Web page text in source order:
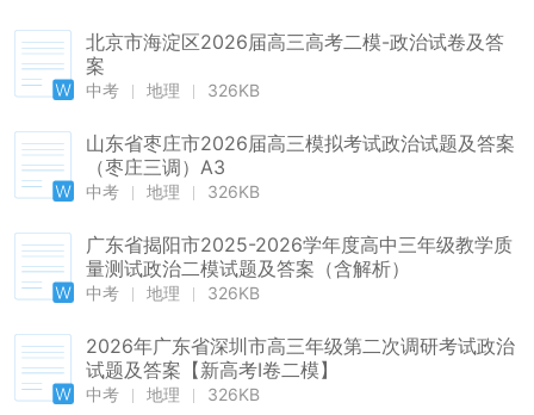
北京市海淀区2026届高三高考二模-政治试卷及答
案
中考 地理 326KB
山东省枣庄市2026届高三模拟考试政治试题及答案
（枣庄三调）A3
中考 地理 326KB
广东省揭阳市2025-2026学年度高中三年级教学质
量测试政治二模试题及答案（含解析）
中考 地理 326KB
2026年广东省深圳市高三年级第二次调研考试政治
试题及答案【新高考Ⅰ卷二模】
中考 地理 326KB